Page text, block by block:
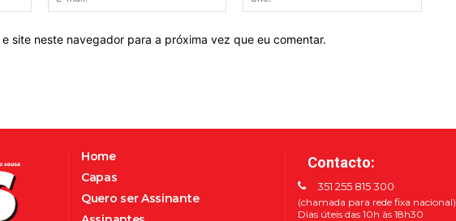
mail:*
site neste navegador para a próxima vez que eu comentar.
Home
Capas
Quero ser Assinante
Contacto:
351 255 815 300
(chamada para rede fixa nacional)
Dias úteis das 10h às 18h30